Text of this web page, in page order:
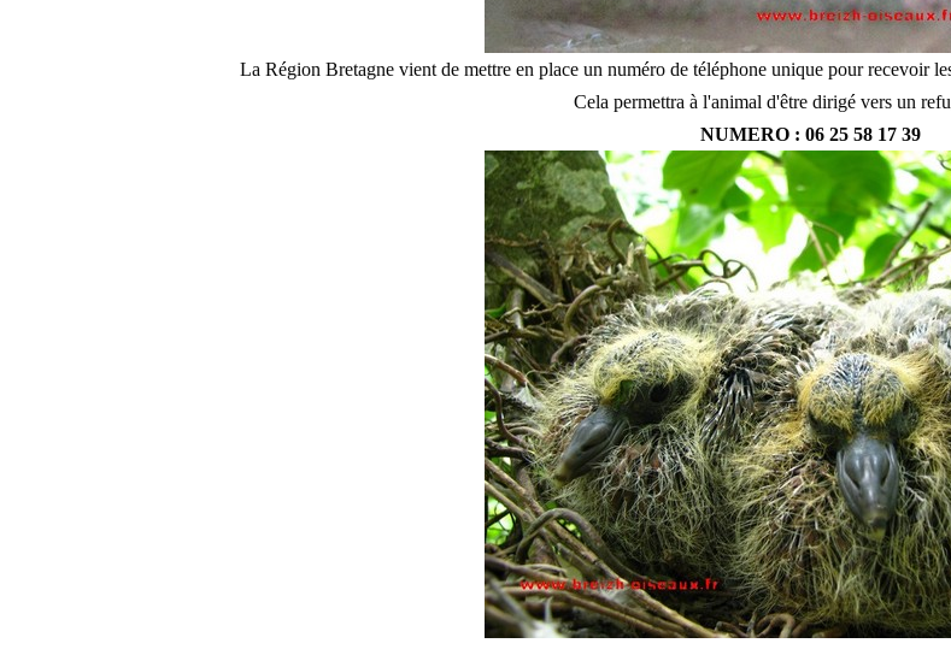
La Région Bretagne vient de mettre en place un numéro de téléphone unique pour recevoir
Cela permettra à l'animal d'être dirigé vers un
NUMERO : 06 25 58 17 39